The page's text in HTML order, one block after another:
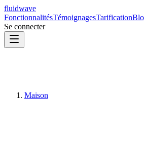
fluidwave
FonctionnalitésTémoignagesTarification
Se connecter
Maison